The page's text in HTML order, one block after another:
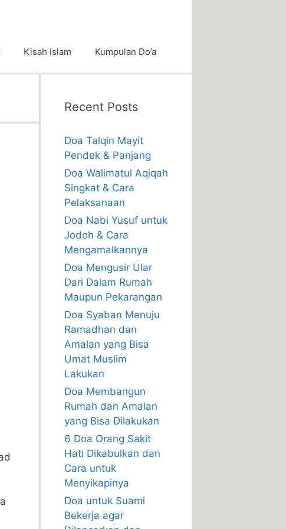
Kisah Islam Kumpulan Do’a
Recent Posts
Doa Talqin Mayit
Pendek & Panjang
Doa Walimatul Aqiqah
Singkat & Cara
Pelaksanaan
Doa Nabi Yusuf untuk
Jodoh & Cara
Mengamalkannya
Doa Mengusir Ular
Dari Dalam Rumah
Maupun Pekarangan
Doa Syaban Menuju
Ramadhan dan
Amalan yang Bisa
Umat Muslim
Lakukan
Doa Membangun
Rumah dan Amalan
yang Bisa Dilakukan
6 Doa Orang Sakit
Hati Dikabulkan dan
Cara untuk
Menyikapinya
Doa untuk Suami
Bekerja agar